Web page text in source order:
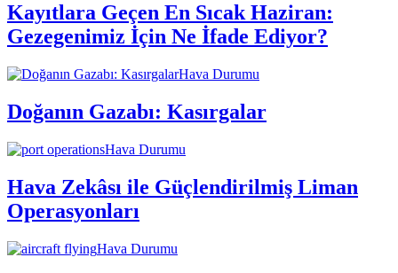
Kayıtlara Geçen En Sıcak Haziran:
Gezegenimiz İçin Ne İfade Ediyor?
Hava Durumu
Doğanın Gazabı: Kasırgalar
Hava Durumu
Hava Zekâsı ile Güçlendirilmiş Liman
Operasyonları
Hava Durumu